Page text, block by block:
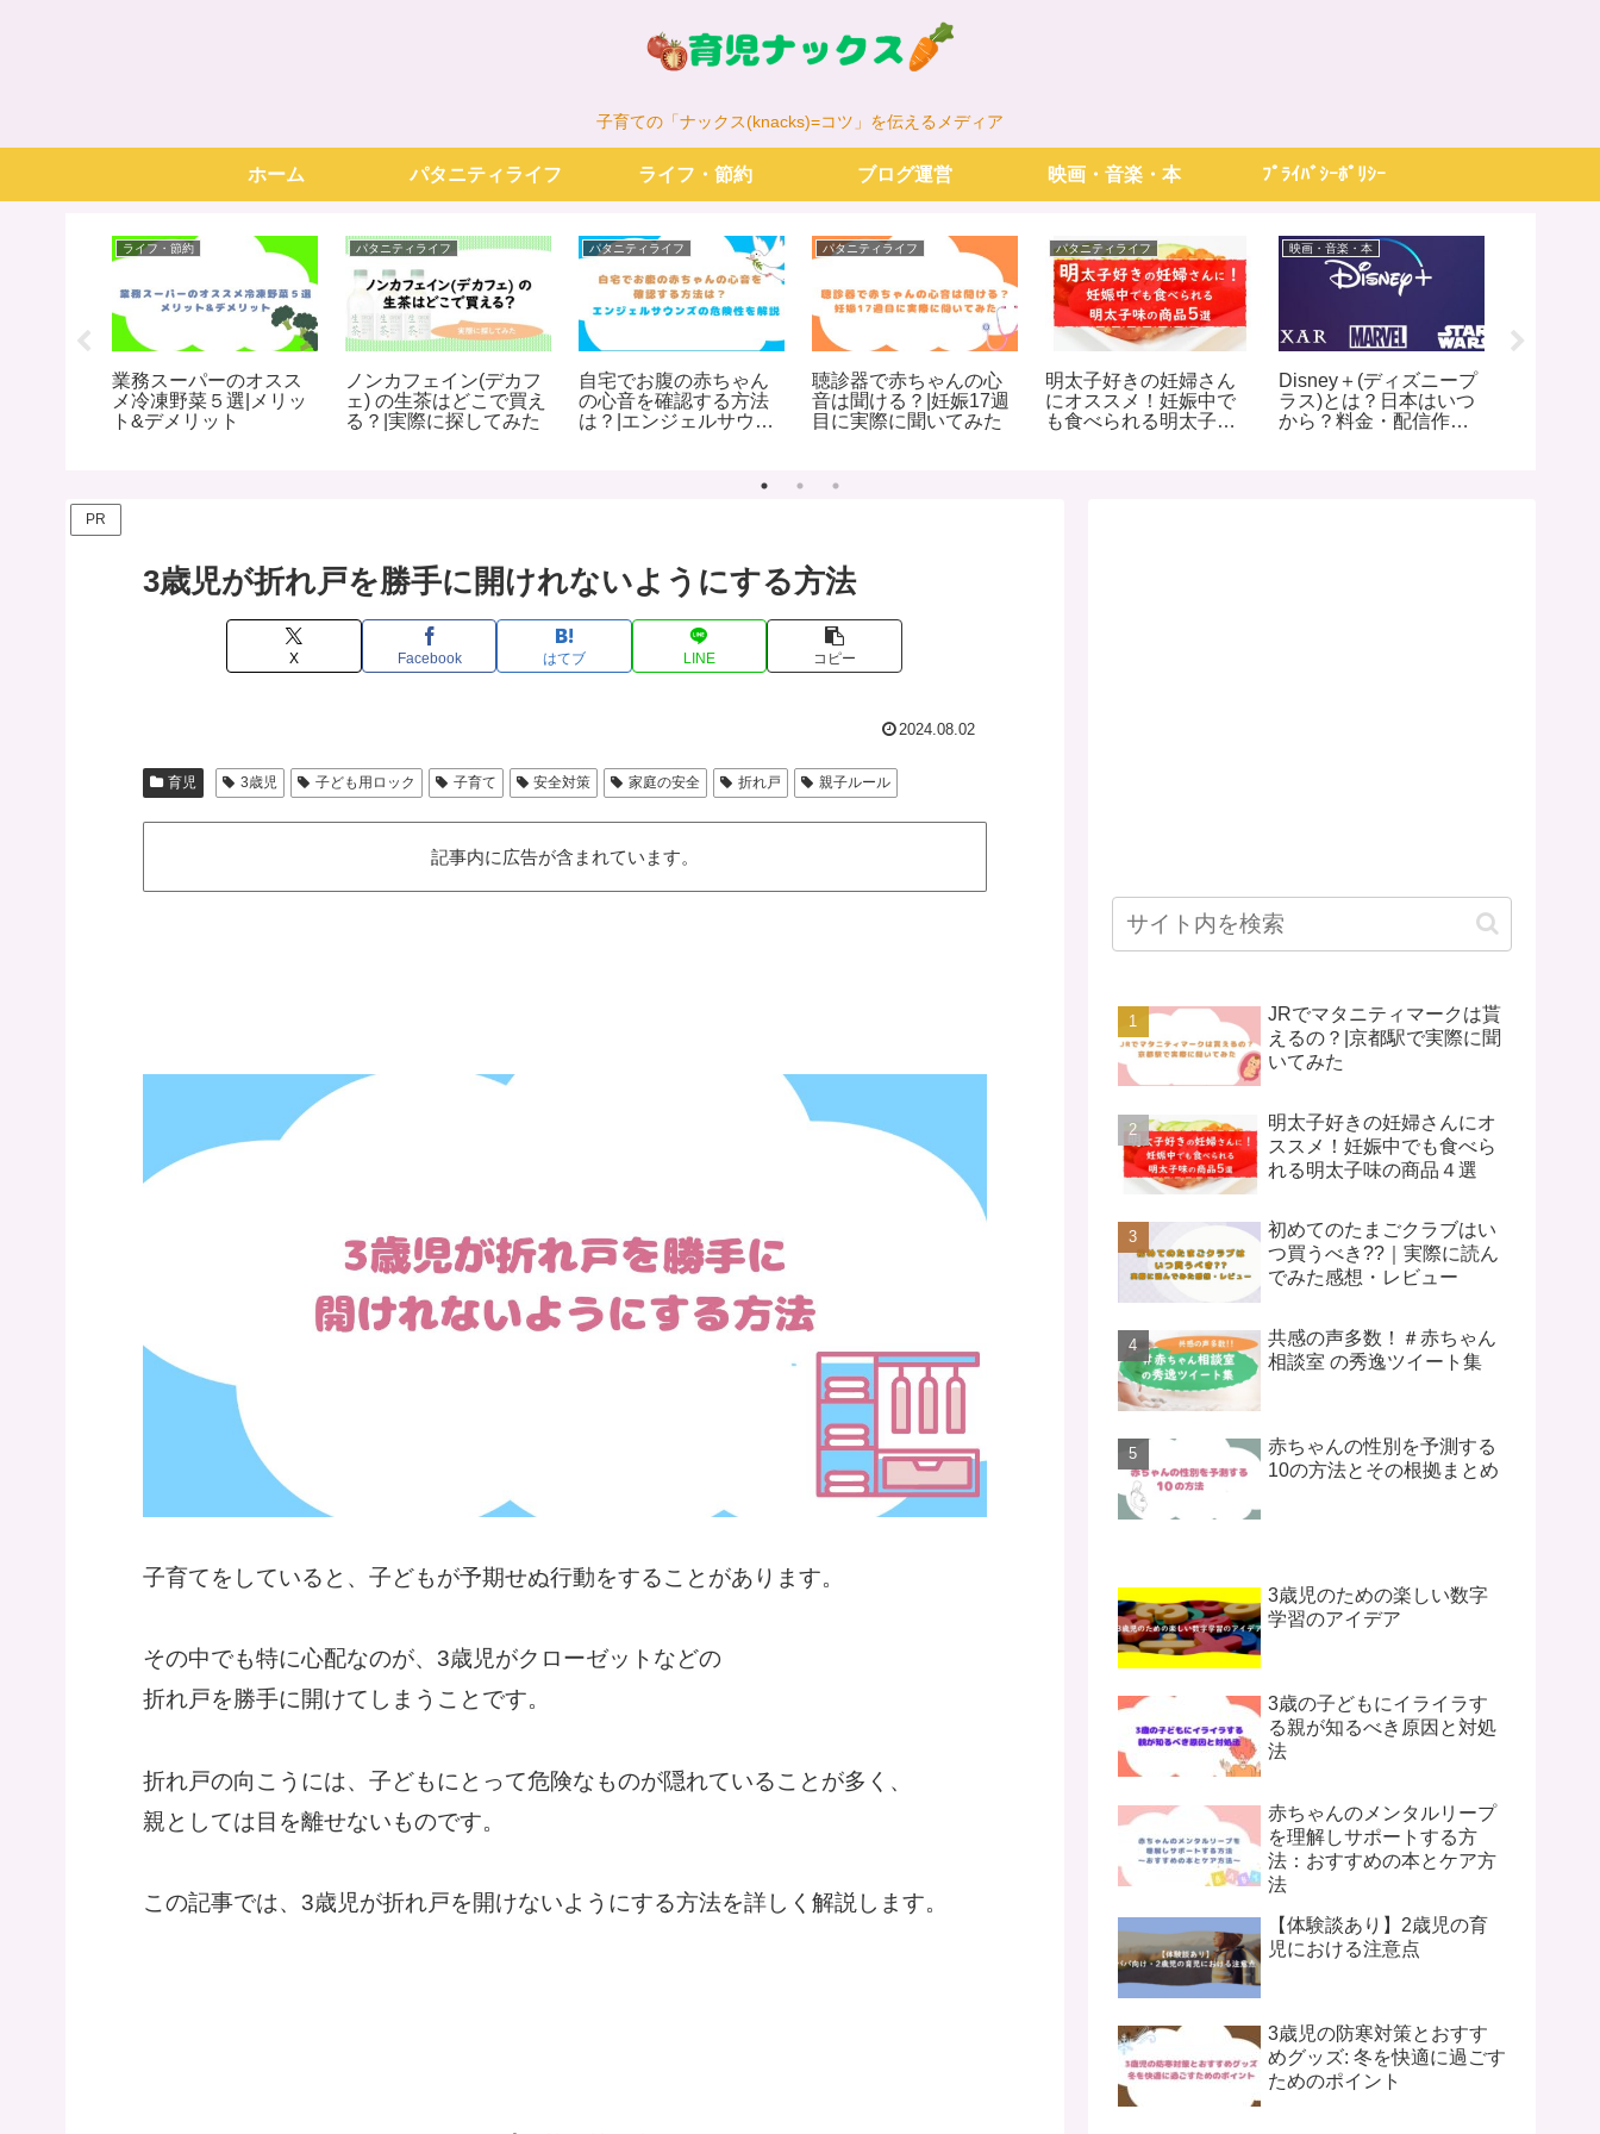
子育ての「ナックス(knacks)=コツ」を伝えるメディア
ホーム パタニティライフ ライフ・節約 ブログ運営 映画・音楽・本 ﾌﾟﾗｲﾊﾞｼｰﾎﾟﾘｼｰ
ライフ・節約
業務スーパーのオスス
メ冷凍野菜５選|メリッ
ト&デメリット
パタニティライフ
ノンカフェイン(デカフ
ェ) の生茶はどこで買え
る？|実際に探してみた
パタニティライフ
自宅でお腹の赤ちゃん
の心音を確認する方法
は？|エンジェルサウン
パタニティライフ
聴診器で赤ちゃんの心
音は聞ける？|妊娠17週
目に実際に聞いてみた
パタニティライフ
明太子好きの妊婦さん
にオススメ！妊娠中で
も食べられる明太子味
映画・音楽・本
Disney＋(ディズニープ
ラス)とは？日本はいつ
から？料金・配信作品
PR
3歳児が折れ戸を勝手に開けれないようにする方法
X Facebook はてブ LINE コピー
2024.08.02
育児 3歳児 子ども用ロック 子育て 安全対策 家庭の安全 折れ戸 親子ルール
記事内に広告が含まれています。
子育てをしていると、子どもが予期せぬ行動をすることがあります。
その中でも特に心配なのが、3歳児がクローゼットなどの
折れ戸を勝手に開けてしまうことです。
折れ戸の向こうには、子どもにとって危険なものが隠れていることが多く、
親としては目を離せないものです。
この記事では、3歳児が折れ戸を開けないようにする方法を詳しく解説します。
JRでマタニティマークは貰
えるの？|京都駅で実際に聞
いてみた
明太子好きの妊婦さんにオ
ススメ！妊娠中でも食べら
れる明太子味の商品４選
初めてのたまごクラブはい
つ買うべき??｜実際に読ん
でみた感想・レビュー
共感の声多数！＃赤ちゃん
相談室 の秀逸ツイート集
赤ちゃんの性別を予測する
10の方法とその根拠まとめ
3歳児のための楽しい数字
学習のアイデア
3歳の子どもにイライラす
る親が知るべき原因と対処
法
赤ちゃんのメンタルリープ
を理解しサポートする方
法：おすすめの本とケア方
法
【体験談あり】2歳児の育
児における注意点
3歳児の防寒対策とおすす
めグッズ: 冬を快適に過ごす
ためのポイント